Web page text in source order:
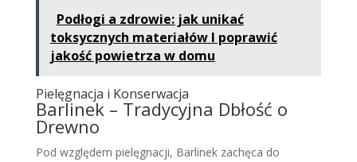
Podłogi a zdrowie: jak unikać
toksycznych materiałów I poprawić
jakość powietrza w domu
Pielęgnacja i Konserwacja
Barlinek – Tradycyjna Dbłość o
Drewno
Pod względem pielęgnacji, Barlinek zachęca do